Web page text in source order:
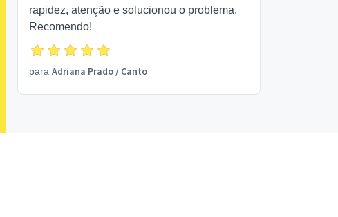
rapidez, atenção e solucionou o problema.
Recomendo!
para Adriana Prado/ Canto